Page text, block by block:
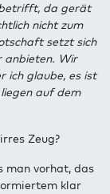
betrifft, da gerät
nicht zum
setzt sich
anbieten. Wir
ich glaube, es ist
auf dem
Zeug?
man vorhat, das
klar